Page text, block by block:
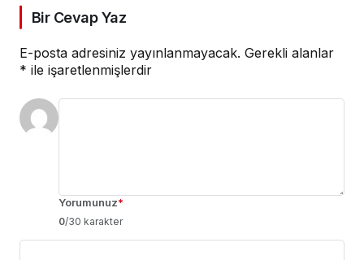
Bir Cevap Yaz
E-posta adresiniz yayınlanmayacak. Gerekli alanlar
* ile işaretlenmişlerdir
Yorumunuz*
0/30 karakter